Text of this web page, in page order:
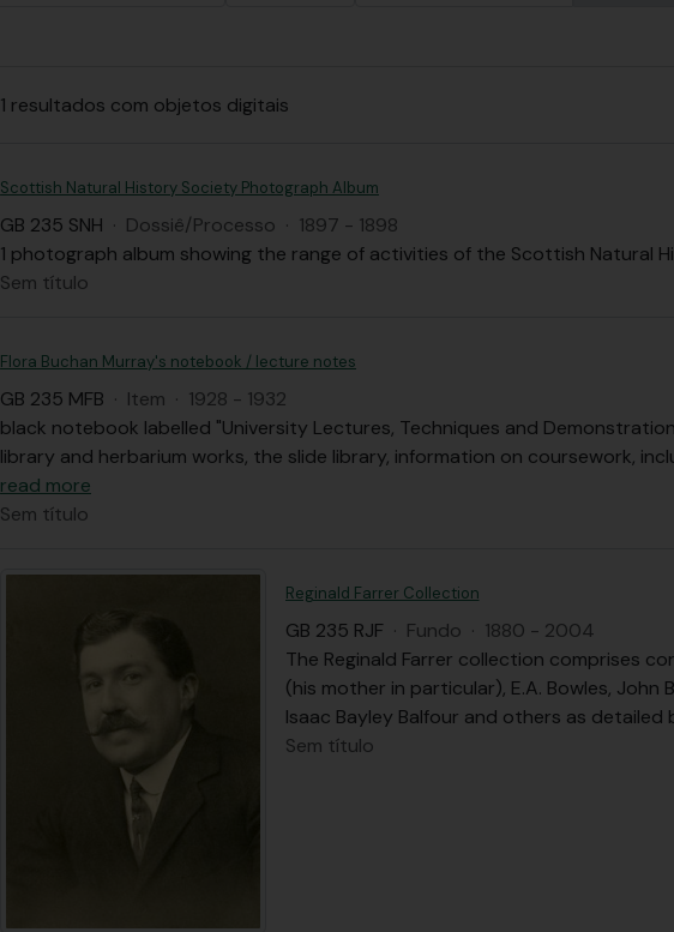
1 resultados com objetos digitais
Scottish Natural History Society Photograph Album
GB 235 SNH · Dossiê/Processo · 1897 - 1898
1 photograph album showing the range of activities of the Scottish Natural
Sem título
Flora Buchan Murray's notebook / lecture notes
GB 235 MFB · Item · 1928 - 1932
black notebook labelled "University Lectures, Techniques and
library and herbarium works, the slide library, information on coursework,
read more
Sem título
Reginald Farrer Collection
GB 235 RJF · Fundo · 1880 - 2004
The Reginald Farrer collection comprises
(his mother in particular), E.A. Bowles, John
Isaac Bayley Balfour and others as detailed
Sem título